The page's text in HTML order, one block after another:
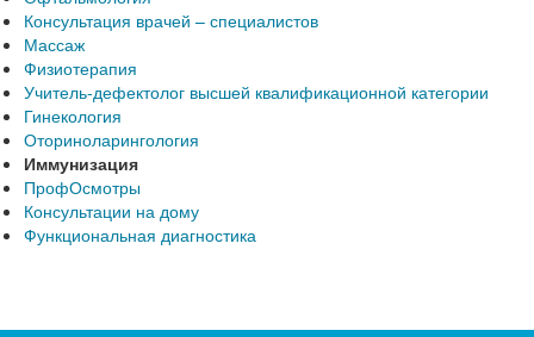
Консультация врачей – специалистов
Массаж
Физиотерапия
Учитель-дефектолог высшей квалификационной категории
Гинекология
Оториноларингология
Иммунизация
ПрофОсмотры
Консультации на дому
Функциональная диагностика